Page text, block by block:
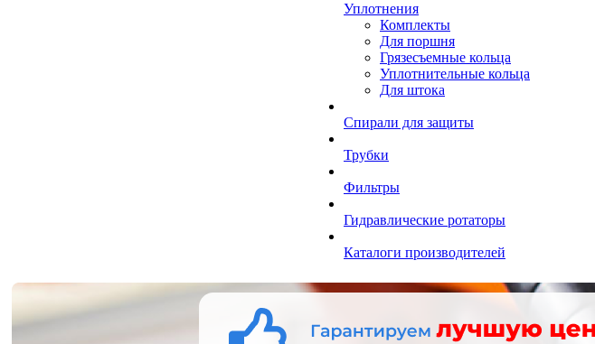
Уплотнения
Комплекты
Для поршня
Грязесъемные кольца
Уплотнительные кольца
Для штока
Спирали для защиты
Трубки
Фильтры
Гидравлические ротаторы
Каталоги производителей